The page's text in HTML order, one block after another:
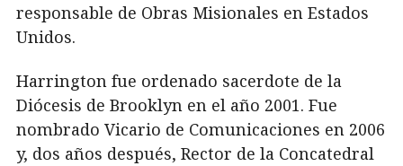
responsable de Obras Misionales en Estados
Unidos.
Harrington fue ordenado sacerdote de la
Diócesis de Brooklyn en el año 2001. Fue
nombrado Vicario de Comunicaciones en 2006
y, dos años después, Rector de la Concatedral